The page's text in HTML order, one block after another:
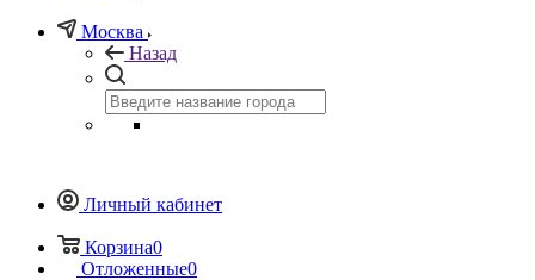
Москва
Назад
Личный кабинет
Корзина0
Отложенные0